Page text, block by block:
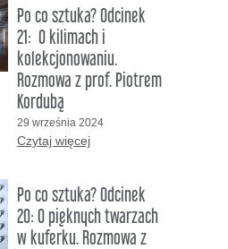
Po co sztuka? Odcinek
21: O kilimach i
kolekcjonowaniu.
Rozmowa z prof. Piotrem
Kordubą
29 września 2024
Czytaj więcej
Po co sztuka? Odcinek
20: O pięknych twarzach
w kuferku. Rozmowa z